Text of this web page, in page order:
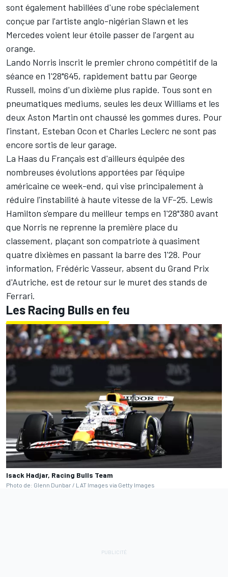
sont également habillées d'une robe spécialement
conçue par l'artiste anglo-nigérian Slawn et les
Mercedes voient leur étoile passer de l'argent au
orange.
Lando Norris inscrit le premier chrono compétitif de la
séance en 1'28"645, rapidement battu par George
Russell, moins d'un dixième plus rapide. Tous sont en
pneumatiques mediums, seules les deux Williams et les
deux Aston Martin ont chaussé les gommes dures. Pour
l'instant, Esteban Ocon et Charles Leclerc ne sont pas
encore sortis de leur garage.
La Haas du Français est d'ailleurs équipée des
nombreuses évolutions apportées par l'équipe
américaine ce week-end, qui vise principalement à
réduire l'instabilité à haute vitesse de la VF-25. Lewis
Hamilton s'empare du meilleur temps en 1'28"380 avant
que Norris ne reprenne la première place du
classement, plaçant son compatriote à quasiment
quatre dixièmes en passant la barre des 1'28. Pour
information, Frédéric Vasseur, absent du Grand Prix
d'Autriche, est de retour sur le muret des stands de
Ferrari.
Les Racing Bulls en feu
Isack Hadjar, Racing Bulls Team
Photo de: Glenn Dunbar / LAT Images via Getty Images